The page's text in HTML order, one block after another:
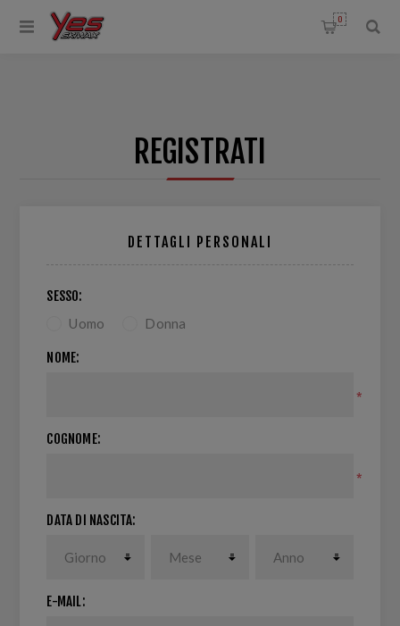
0
REGISTRATI
DETTAGLI PERSONALI
SESSO:
Uomo Donna
NOME:
*
COGNOME:
*
DATA DI NASCITA:
E-MAIL: